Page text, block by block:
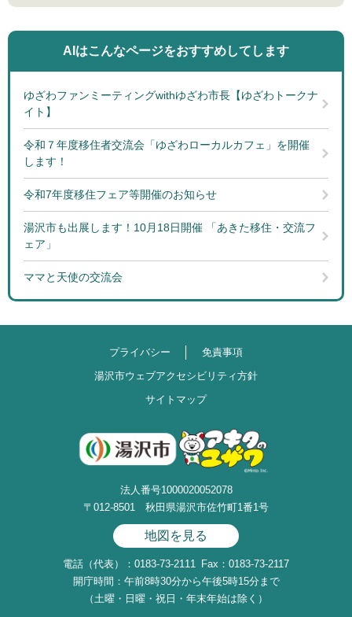
AIはこんなページをおすすめしてします
ゆざわファンミーティングwithゆざわ市長【ゆざわトークナ
イト】
令和７年度移住者交流会「ゆざわローカルカフェ」を開催
します！
令和7年度移住フェア等開催のお知らせ
湯沢市も出展します！10月18日開催 「あきた移住・交流フ
ェア」
ママと天使の交流会
プライバシー
免責事項
湯沢市ウェブアクセシビリティ方針
サイトマップ
法人番号1000020052078
〒012-8501 秋田県湯沢市佐竹町1番1号
地図を見る
電話（代表）：0183-73-2111
Fax：0183-73-2117
開庁時間：午前8時30分から午後5時15分まで
（土曜・日曜・祝日・年末年始は除く）